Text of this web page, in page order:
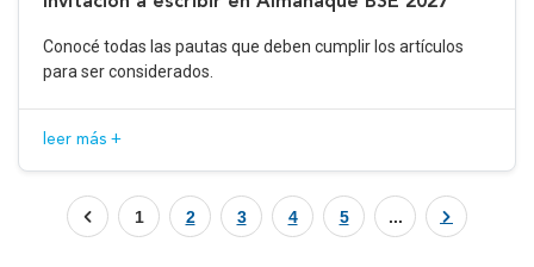
Conocé todas las pautas que deben cumplir los artículos
para ser considerados.
leer más +
1 2 3 4 5 ...